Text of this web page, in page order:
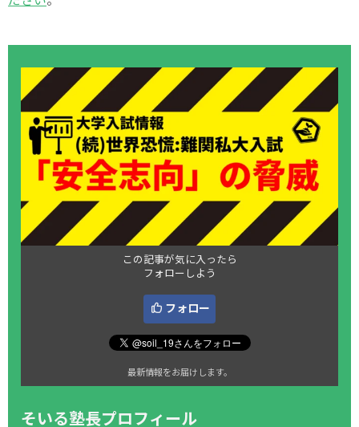
この記事が気に入ったら
フォローしよう
フォロー
最新情報をお届けします。
そいる塾長プロフィール